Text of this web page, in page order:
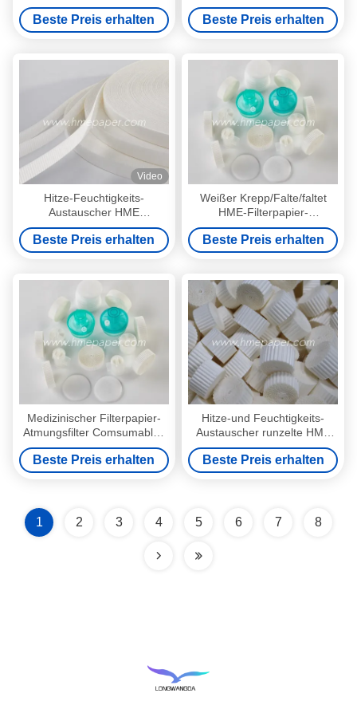
Spirometrie-Filterpapier
Tracheostomy-Patient
Beste Preis erhalten
gewölbt
Beste Preis erhalten
Video
Hitze-Feuchtigkeits-
Austauscher HME
Filterpapier-gewelltes Papier
Beste Preis erhalten
Weißer Krepp/Falte/faltet
HME-Filterpapier-
industrielles saugfähiges
Filterpapier
Beste Preis erhalten
Medizinischer Filterpapier-
Atmungsfilter Comsumables
HME
Beste Preis erhalten
Hitze-und Feuchtigkeits-
Austauscher runzelte HME
Filterpapier 13mm 1.2mm
Beste Preis erhalten
1 2 3 4 5 6 7 8